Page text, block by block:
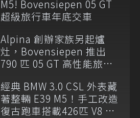
M5! Bovensiepen 05 GT
超級旅行車年底交車
Alpina 創辦家族另起爐
灶，Bovensiepen 推出
790 匹 05 GT 高性能旅行
經典 BMW 3.0 CSL 外表藏
著整輛 E39 M5！手工改造
復古跑車搭載426匹 V8 與